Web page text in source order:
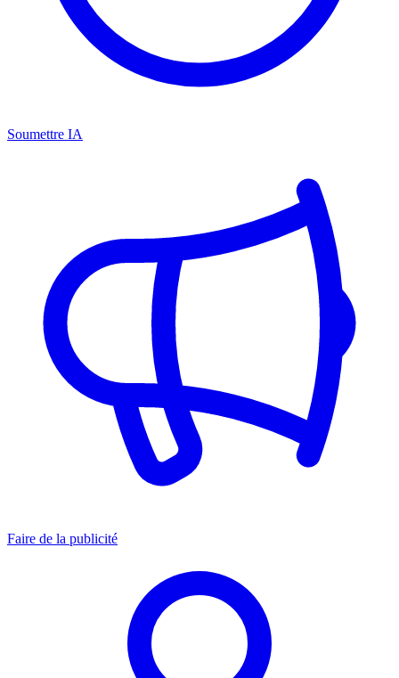
Soumettre IA
Faire de la publicité